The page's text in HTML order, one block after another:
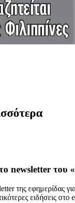
newsletter του
της εφημερίδας
ειδήσεις στο